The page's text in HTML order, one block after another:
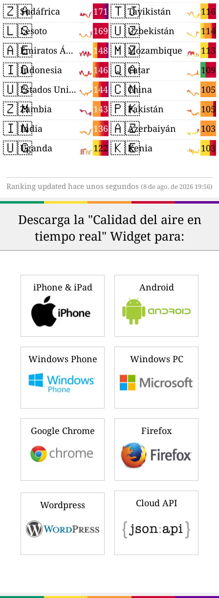
🇿🇦 171
Sudáfrica
🇱🇸 169
Lesoto
🇦🇪 148
Emiratos Árabes Unidos
🇮🇩 146
Indonesia
🇺🇸 144
Estados Unidos
🇿🇲 143
Zambia
🇮🇳 136
India
🇺🇬 122
Uganda
🇹🇯 116
Tayikistán
🇺🇿 114
Uzbekistán
🇲🇿 113
Mozambique
🇶🇦 109
Catar
🇨🇳 105
China
🇵🇰 105
Pakistán
🇦🇿 103
Azerbaiyán
🇰🇪 103
Kenia
Ranking updated hace unos segundos (8 de ago. de 2026 19:56)
Descarga la "Calidad del aire en
tiempo real" Widget para:
iPhone & iPad Android
Windows Phone Windows PC
Google Chrome Firefox
Wordpress Cloud API